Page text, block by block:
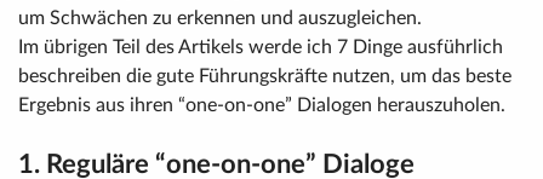
um Schwächen zu erkennen und auszugleichen.
Im übrigen Teil des Artikels werde ich 7 Dinge ausführlich
beschreiben die gute Führungskräfte nutzen, um das beste
Ergebnis aus ihren “one-on-one” Dialogen herauszuholen.
1. Reguläre “one-on-one” Dialoge